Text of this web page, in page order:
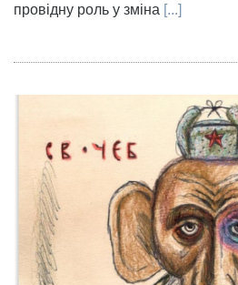
провідну роль у зміна [...]